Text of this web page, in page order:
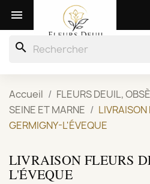

search
Accueil
FLEURS DEUIL,
SEINE ET MARNE
LIVRAISON
GERMIGNY-L'ÉVEQUE
LIVRAISON FLEURS
L'ÉVEQUE